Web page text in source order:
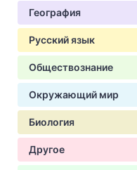
География
Русский язык
Обществознание
Окружающий мир
Биология
Другое